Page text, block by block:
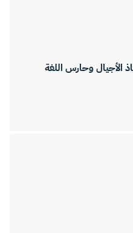
الأجيال وحارس اللغة